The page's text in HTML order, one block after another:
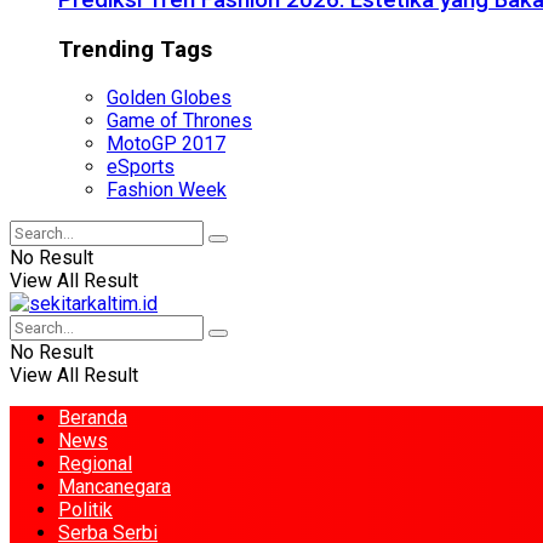
Trending Tags
Golden Globes
Game of Thrones
MotoGP 2017
eSports
Fashion Week
No Result
View All Result
No Result
View All Result
Beranda
News
Regional
Mancanegara
Politik
Serba Serbi